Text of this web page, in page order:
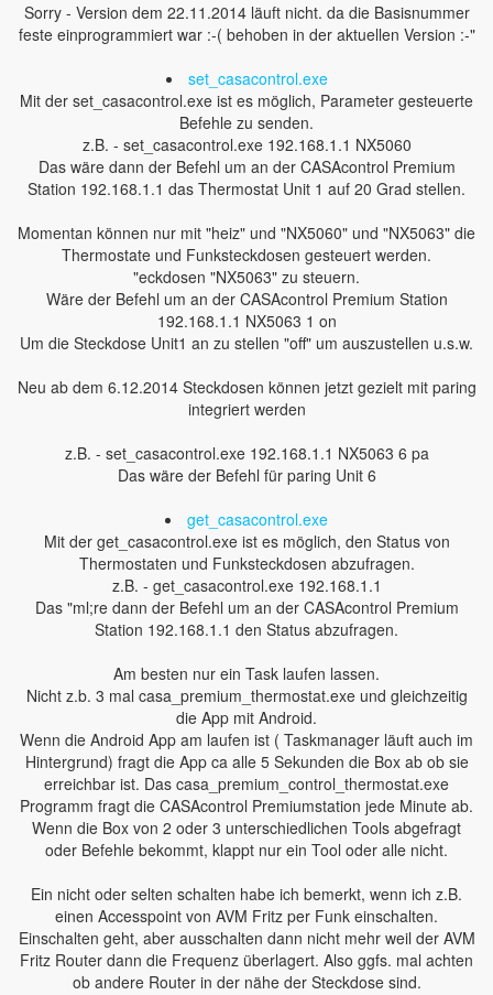
Sorry - Version dem 22.11.2014 läuft nicht. da die Basisnummer
feste einprogrammiert war :-( behoben in der aktuellen Version :-"
set_casacontrol.exe
Mit der set_casacontrol.exe ist es möglich, Parameter gesteuerte
Befehle zu senden.
z.B. - set_casacontrol.exe 192.168.1.1 NX5060
Das wäre dann der Befehl um an der CASAcontrol Premium
Station 192.168.1.1 das Thermostat Unit 1 auf 20 Grad stellen.
Momentan können nur mit "heiz" und "NX5060" und "NX5063" die
Thermostate und Funksteckdosen gesteuert werden.
"eckdosen "NX5063" zu steuern.
Wäre der Befehl um an der CASAcontrol Premium Station
192.168.1.1 NX5063 1 on
Um die Steckdose Unit1 an zu stellen "off" um auszustellen u.s.w.
Neu ab dem 6.12.2014 Steckdosen können jetzt gezielt mit paring
integriert werden
z.B. - set_casacontrol.exe 192.168.1.1 NX5063 6 pa
Das wäre der Befehl für paring Unit 6
get_casacontrol.exe
Mit der get_casacontrol.exe ist es möglich, den Status von
Thermostaten und Funksteckdosen abzufragen.
z.B. - get_casacontrol.exe 192.168.1.1
Das "ml;re dann der Befehl um an der CASAcontrol Premium
Station 192.168.1.1 den Status abzufragen.
Am besten nur ein Task laufen lassen.
Nicht z.b. 3 mal casa_premium_thermostat.exe und gleichzeitig
die App mit Android.
Wenn die Android App am laufen ist ( Taskmanager läuft auch im
Hintergrund) fragt die App ca alle 5 Sekunden die Box ab ob sie
erreichbar ist. Das casa_premium_control_thermostat.exe
Programm fragt die CASAcontrol Premiumstation jede Minute ab.
Wenn die Box von 2 oder 3 unterschiedlichen Tools abgefragt
oder Befehle bekommt, klappt nur ein Tool oder alle nicht.
Ein nicht oder selten schalten habe ich bemerkt, wenn ich z.B.
einen Accesspoint von AVM Fritz per Funk einschalten.
Einschalten geht, aber ausschalten dann nicht mehr weil der AVM
Fritz Router dann die Frequenz überlagert. Also ggfs. mal achten
ob andere Router in der nähe der Steckdose sind.